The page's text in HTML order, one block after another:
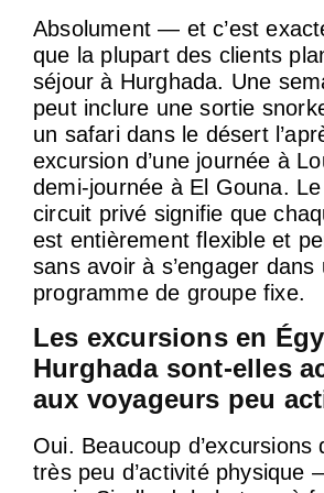
Absolument — et c’est
que la plupart des clients
séjour à Hurghada. Une
peut inclure une sortie
un safari dans le désert
excursion d’une journée à
demi-journée à El Gouna.
circuit privé signifie que
est entièrement flexible et
sans avoir à s’engager dans
programme de groupe fixe.
Les excursions en
Hurghada sont-elles
aux voyageurs peu
Oui. Beaucoup d’excursions
très peu d’activité physique